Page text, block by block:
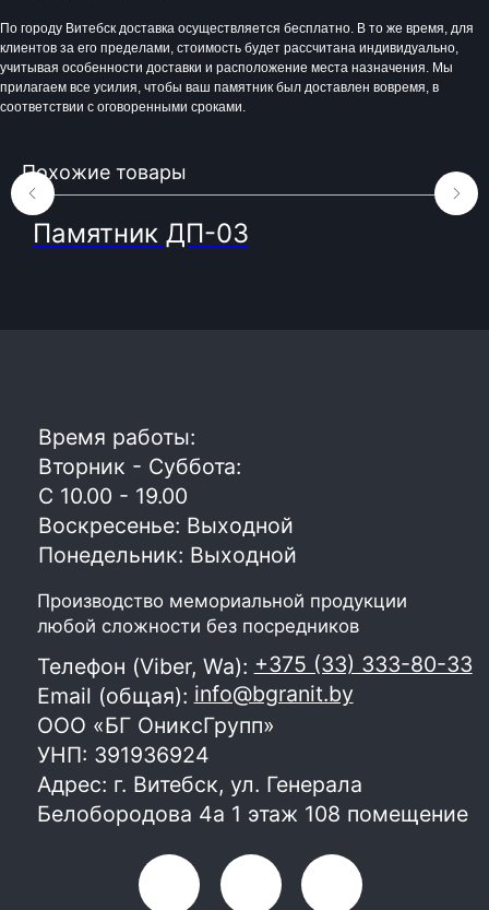
По городу Витебск доставка осуществляется бесплатно. В то же время, для
клиентов за его пределами, стоимость будет рассчитана индивидуально,
учитывая особенности доставки и расположение места назначения. Мы
прилагаем все усилия, чтобы ваш памятник был доставлен вовремя, в
соответствии с оговоренными сроками.
Похожие товары
Памятник ДП-03
Телефон (Viber, Wa):+375 (33) 333-80-33
Email (общая):info@bgranit.by
ООО «БГ ОниксГрупп»
УНП: 391936924
Вторник - Суббота:
С 10.00 - 19.00
Воскресенье: Выходной
Понедельник: Выходной
Политика конфиденциальности
Все права защищены